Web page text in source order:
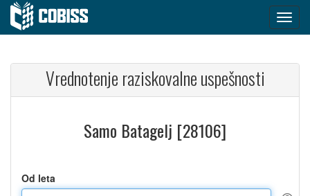
Vrednotenje raziskovalne uspešnosti
Samo Batagelj [28106]
Od leta